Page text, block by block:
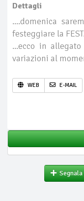
Dettagli
....domenica
festeggiare la
...ecco in
variazioni al
WEB E-MAIL
Segnala